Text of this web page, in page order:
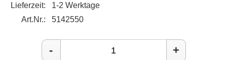
Lieferzeit:
1-2 Werktage
Art.Nr.:
5142550
- +